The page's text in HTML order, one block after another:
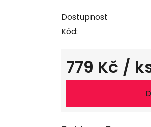
Dostupnost
Kód:
779 Kč /
Měrná cena: